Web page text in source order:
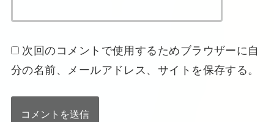
次回のコメントで使用するためブラウザーに自
分の名前、メールアドレス、サイトを保存する。